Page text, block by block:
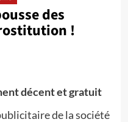
des
!
décent et gratuit
de la société